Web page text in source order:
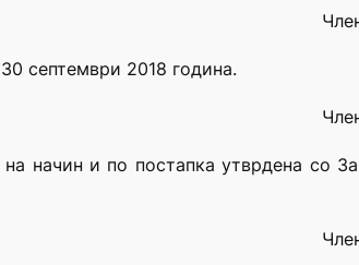
септември 2018 година.
начин и по постапка утврдена со